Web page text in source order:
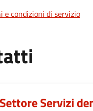
e condizioni di servizio
Settore Servizi